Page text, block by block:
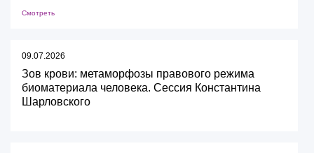
Смотреть
09.07.2026
Зов крови: метаморфозы правового режима
биоматериала человека. Сессия Константина
Шарловского